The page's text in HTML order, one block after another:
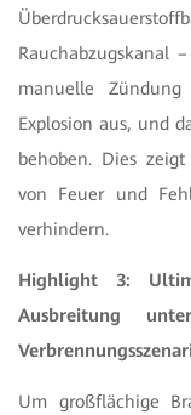
Rauchabzugskanal
manuelle
Explosion aus, und
behoben. Dies
von Feuer und
verhindern.
Highlight 3:
Ausbreitung
Um großflächige